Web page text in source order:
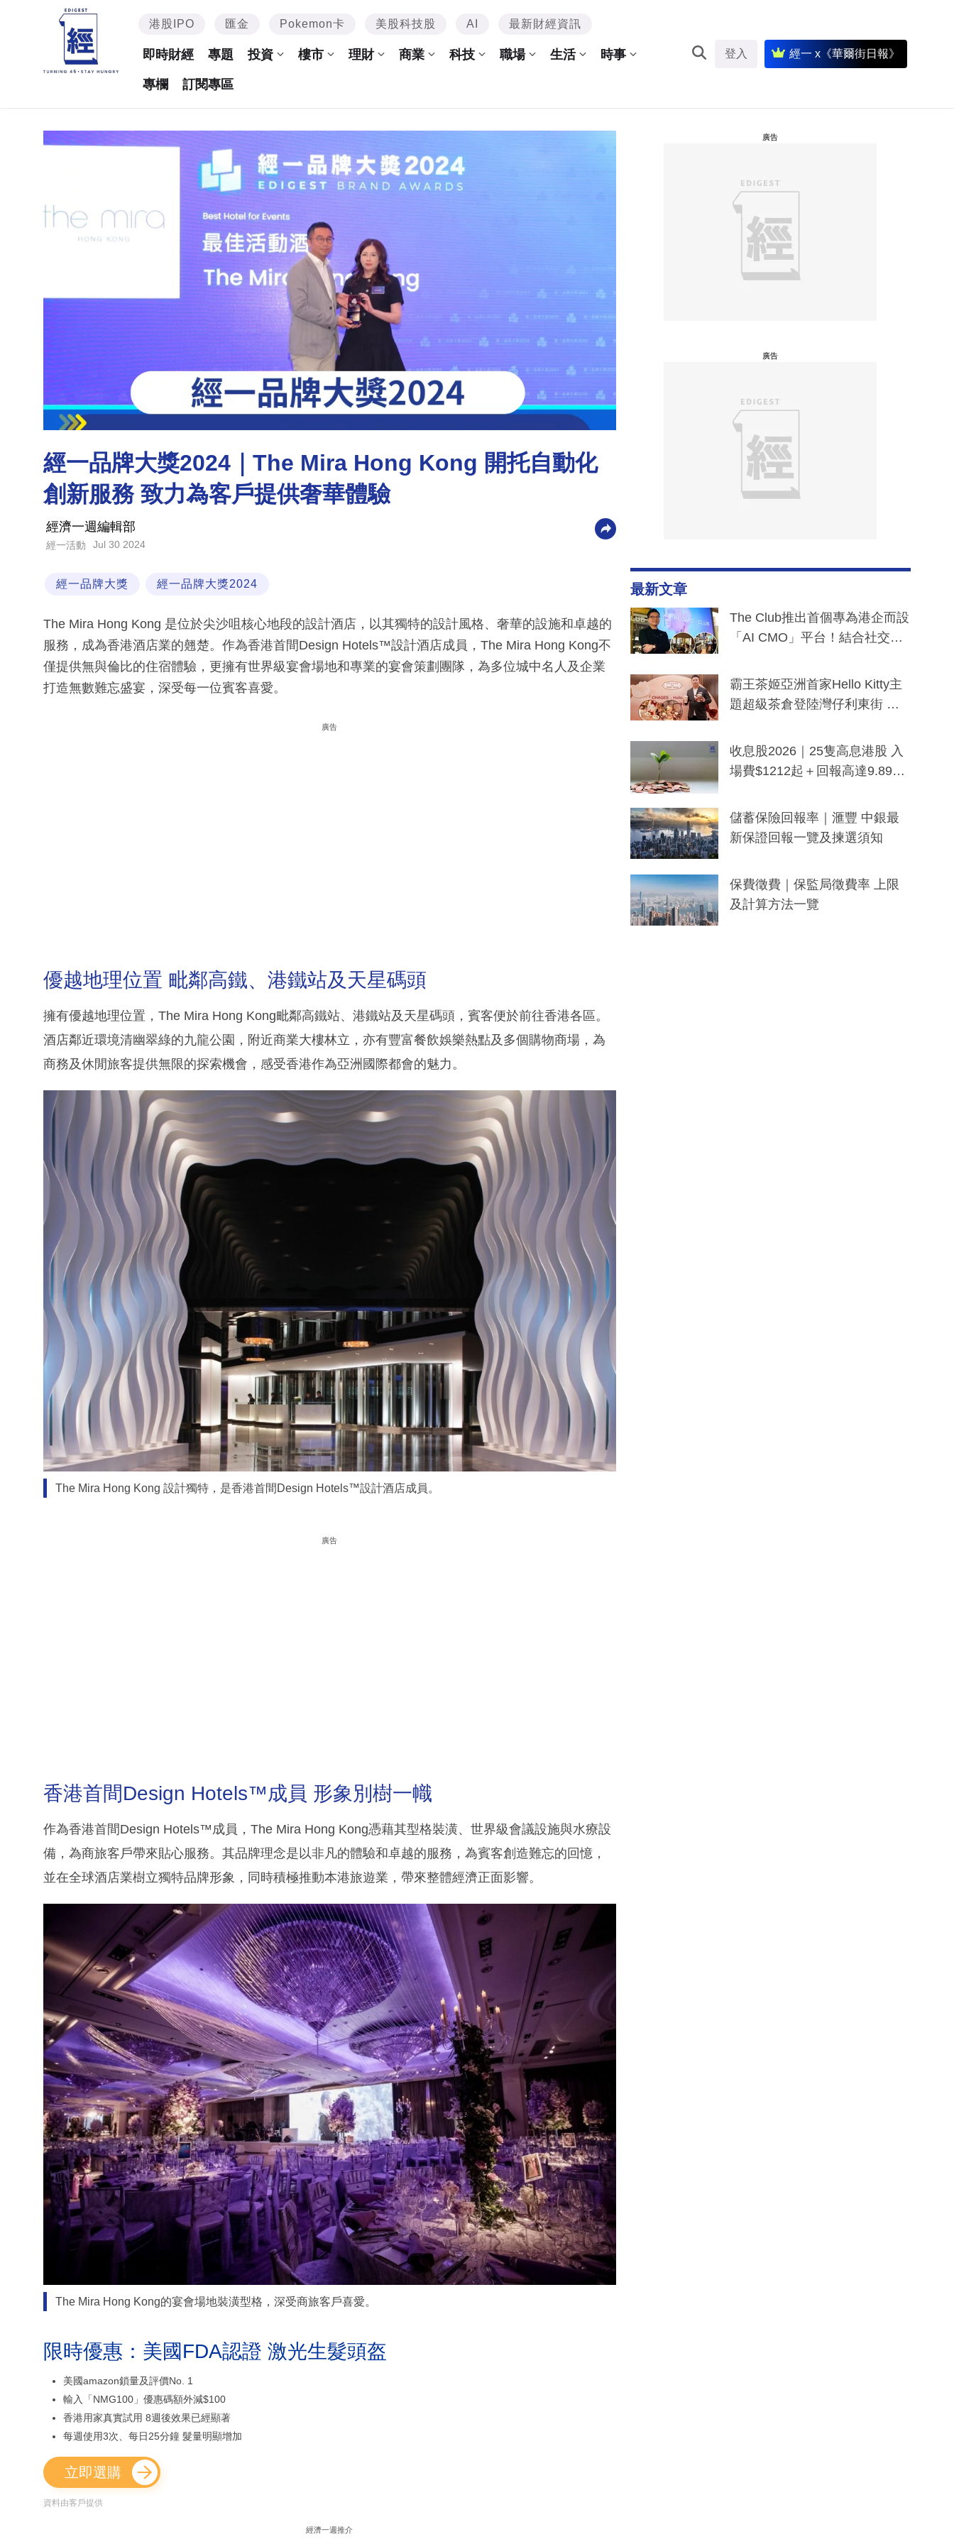
港股IPO 匯金 Pokemon卡 美股科技股 AI 最新財經資訊
即時財經 專題 投資 樓市 理財 商業 科技 職場 生活 時事
專欄 訂閱專區
登入 經一 x《華爾街日報》
經一品牌大獎2024｜The Mira Hong Kong 開托自動化
創新服務 致力為客戶提供奢華體驗
經濟一週編輯部
經一活動 Jul 30 2024
經一品牌大獎 經一品牌大獎2024
The Mira Hong Kong 是位於尖沙咀核心地段的設計酒店，以其獨特的設計風格、奢華的設施和卓越的
服務，成為香港酒店業的翹楚。作為香港首間Design Hotels™設計酒店成員，The Mira Hong Kong不
僅提供無與倫比的住宿體驗，更擁有世界級宴會場地和專業的宴會策劃團隊，為多位城中名人及企業
打造無數難忘盛宴，深受每一位賓客喜愛。
廣告
優越地理位置 毗鄰高鐵、港鐵站及天星碼頭
擁有優越地理位置，The Mira Hong Kong毗鄰高鐵站、港鐵站及天星碼頭，賓客便於前往香港各區。
酒店鄰近環境清幽翠綠的九龍公園，附近商業大樓林立，亦有豐富餐飲娛樂熱點及多個購物商場，為
商務及休閒旅客提供無限的探索機會，感受香港作為亞洲國際都會的魅力。
The Mira Hong Kong 設計獨特，是香港首間Design Hotels™設計酒店成員。
廣告
香港首間Design Hotels™成員 形象別樹一幟
作為香港首間Design Hotels™成員，The Mira Hong Kong憑藉其型格裝潢、世界級會議設施與水療設
備，為商旅客戶帶來貼心服務。其品牌理念是以非凡的體驗和卓越的服務，為賓客創造難忘的回憶，
並在全球酒店業樹立獨特品牌形象，同時積極推動本港旅遊業，帶來整體經濟正面影響。
The Mira Hong Kong的宴會場地裝潢型格，深受商旅客戶喜愛。
限時優惠：美國FDA認證 激光生髮頭盔
美國amazon鎖量及評價No. 1
輸入「NMG100」優惠碼額外減$100
香港用家真實試用 8週後效果已經顯著
每週使用3次、每日25分鐘 髮量明顯增加
立即選購
資料由客戶提供
經濟一週推介
廣告
廣告
最新文章
The Club推出首個專為港企而設
「AI CMO」平台！結合社交聆
分鐘生成「貼地」宣傳短片
霸王茶姬亞洲首家Hello Kitty主
題超級茶倉登陸灣仔利東街 推
y及香港限定特調系列
收息股2026｜25隻高息港股 入
場費$1212起＋回報高達9.89
儲蓄保險回報率｜滙豐 中銀最
新保證回報一覽及揀選須知
保費徵費｜保監局徵費率 上限
及計算方法一覽